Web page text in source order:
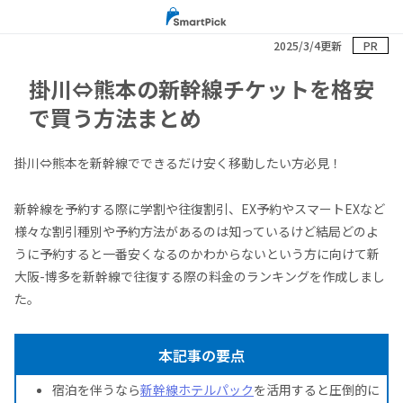
2025/3/4更新 PR
掛川⇔熊本の新幹線チケットを格安
で買う方法まとめ
掛川⇔熊本を新幹線でできるだけ安く移動したい方必見！
新幹線を予約する際に学割や往復割引、EX予約やスマートEXなど
様々な割引種別や予約方法があるのは知っているけど結局どのよ
うに予約すると一番安くなるのかわからないという方に向けて新
大阪-博多を新幹線で往復する際の料金のランキングを作成しまし
た。
本記事の要点
宿泊を伴うなら新幹線ホテルパックを活用すると圧倒的に